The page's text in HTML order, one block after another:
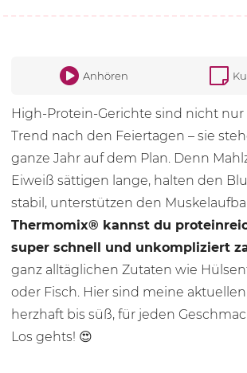
Anhören
High-Protein-Gerichte sind nicht nur
Trend nach den Feiertagen – sie
ganze Jahr auf dem Plan. Denn
Eiweiß sättigen lange, halten den
stabil, unterstützen den
Thermomix® kannst du
super schnell und unkompliziert
ganz alltäglichen Zutaten wie
oder Fisch. Hier sind meine aktuellen
herzhaft bis süß, für jeden
Los gehts! 😍